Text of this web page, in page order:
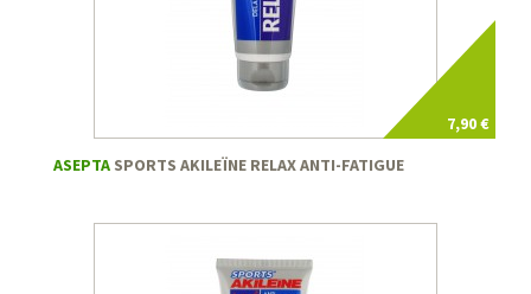
7,90 €
ASEPTA SPORTS AKILEÏNE RELAX ANTI-FATIGUE